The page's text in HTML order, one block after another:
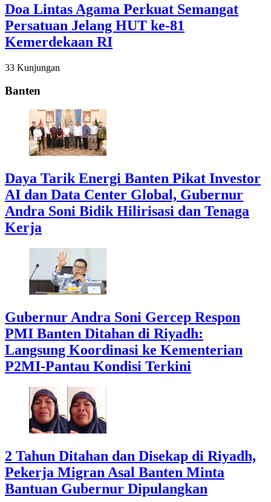
Doa Lintas Agama Perkuat Semangat
Persatuan Jelang HUT ke-81
Kemerdekaan RI
33 Kunjungan
Banten
Daya Tarik Energi Banten Pikat Investor
AI dan Data Center Global, Gubernur
Andra Soni Bidik Hilirisasi dan Tenaga
Kerja
Gubernur Andra Soni Gercep Respon
PMI Banten Ditahan di Riyadh:
Langsung Koordinasi ke Kementerian
P2MI-Pantau Kondisi Terkini
2 Tahun Ditahan dan Disekap di Riyadh,
Pekerja Migran Asal Banten Minta
Bantuan Gubernur Dipulangkan